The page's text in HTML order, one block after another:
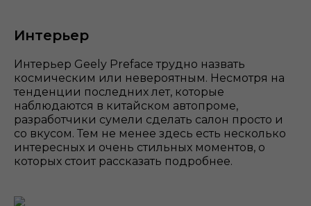
Интерьер
Интерьер Geely Preface трудно назвать
космическим или невероятным. Несмотря на
тенденции последних лет, которые
наблюдаются в китайском автопроме,
разработчики сумели сделать салон просто и
со вкусом. Тем не менее здесь есть несколько
интересных и очень стильных моментов, о
которых стоит рассказать подробнее.